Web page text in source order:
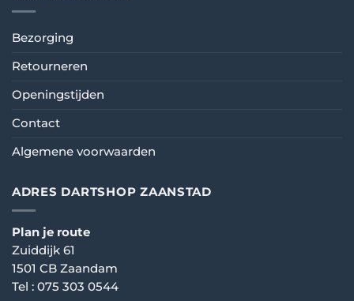
Bezorging
Retourneren
Openingstijden
Contact
Algemene voorwaarden
ADRES DARTSHOP ZAANSTAD
Plan je route
Zuiddijk 61
1501 CB Zaandam
Tel : 075 303 0544